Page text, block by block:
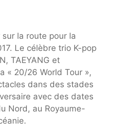
la route pour la
Le célèbre trio K-pop
TAEYANG et
« 20/26 World Tour »,
dans des stades
avec des dates
Nord, au Royaume-